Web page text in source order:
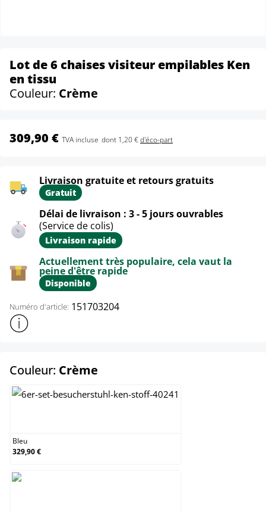
Lot de 6 chaises visiteur empilables Ken
en tissu
Couleur: Crème
309,90 € TVA incluse dont 1,20 €d'éco-part
Livraison gratuite et retours gratuits
Gratuit
Délai de livraison : 3 - 5 jours ouvrables
(Service de colis)
Livraison rapide
Actuellement très populaire, cela vaut la
peine d'être rapide
Disponible
Numéro d'article: 151703204
Afficher plus d'informations sur le produit
Couleur: Crème
Bleu
329,90 €